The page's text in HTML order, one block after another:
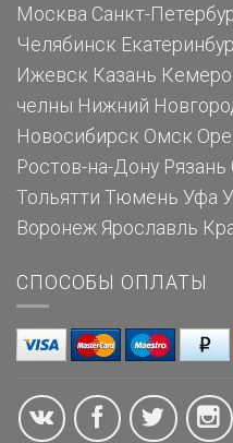
Москва Санкт-
Челябинск
Ижевск Казань
челны Нижний
Новосибирск Омск
Ростов-на-Дону Рязань
Тольятти Тюмень Уфа
Воронеж Ярославль
СПОСОБЫ ОПЛАТЫ